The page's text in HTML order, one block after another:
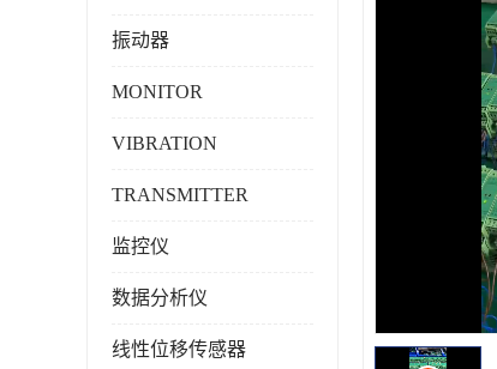
振动器
MONITOR
VIBRATION
TRANSMITTER
监控仪
数据分析仪
线性位移传感器